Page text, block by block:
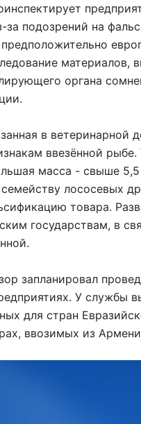
за подозрений на
материалов,
органа
в ветеринарной
ввезённой
масса - свыше 5,5
лососевых
товара.
государствам, в
запланировал
У службы
для стран
ввозимых из